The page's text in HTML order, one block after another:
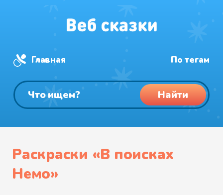
Главная По тегам
Найти
Раскраски «В поисках
Немо»